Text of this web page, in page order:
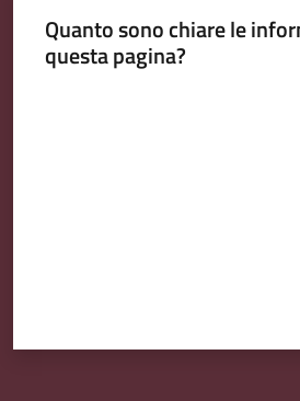
Quanto sono chiare le
questa pagina?